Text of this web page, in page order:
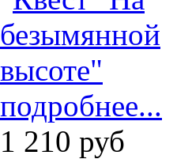
подробнее...
1 210 руб